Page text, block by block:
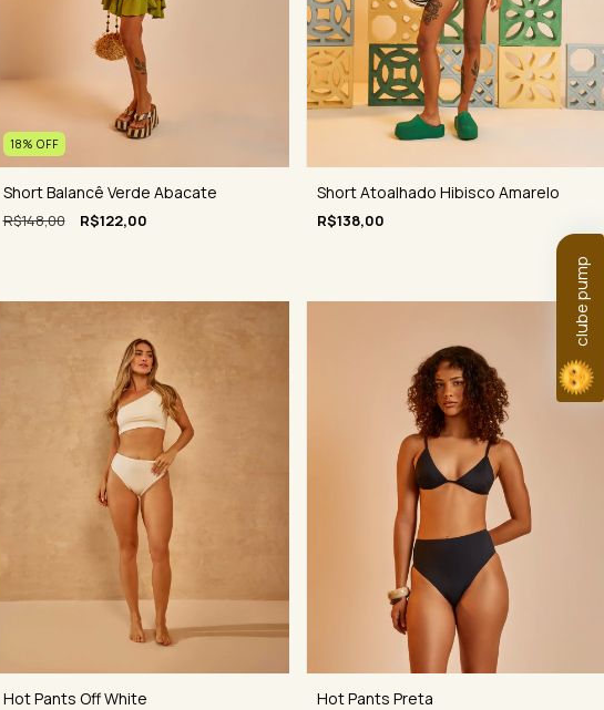
18% OFF
Short Balancê Verde Abacate
R$148,00 R$122,00
Short Atoalhado Hibisco Amarelo
R$138,00
Hot Pants Off White Hot Pants Preta
clube pump